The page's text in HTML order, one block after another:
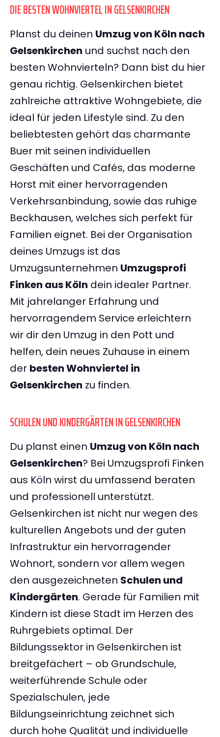
DIE BESTEN WOHNVIERTEL IN GELSENKIRCHEN
Planst du deinen Umzug von Köln nach
Gelsenkirchen und suchst nach den
besten Wohnvierteln? Dann bist du hier
genau richtig. Gelsenkirchen bietet
zahlreiche attraktive Wohngebiete, die
ideal für jeden Lifestyle sind. Zu den
beliebtesten gehört das charmante
Buer mit seinen individuellen
Geschäften und Cafés, das moderne
Horst mit einer hervorragenden
Verkehrsanbindung, sowie das ruhige
Beckhausen, welches sich perfekt für
Familien eignet. Bei der Organisation
deines Umzugs ist das
Umzugsunternehmen Umzugsprofi
Finken aus Köln dein idealer Partner.
Mit jahrelanger Erfahrung und
hervorragendem Service erleichtern
wir dir den Umzug in den Pott und
helfen, dein neues Zuhause in einem
der besten Wohnviertel in
Gelsenkirchen zu finden.
SCHULEN UND KINDERGÄRTEN IN GELSENKIRCHEN
Du planst einen Umzug von Köln nach
Gelsenkirchen? Bei Umzugsprofi Finken
aus Köln wirst du umfassend beraten
und professionell unterstützt.
Gelsenkirchen ist nicht nur wegen des
kulturellen Angebots und der guten
Infrastruktur ein hervorragender
Wohnort, sondern vor allem wegen
den ausgezeichneten Schulen und
Kindergärten. Gerade für Familien mit
Kindern ist diese Stadt im Herzen des
Ruhrgebiets optimal. Der
Bildungssektor in Gelsenkirchen ist
breitgefächert – ob Grundschule,
weiterführende Schule oder
Spezialschulen, jede
Bildungseinrichtung zeichnet sich
durch hohe Qualität und individuelle